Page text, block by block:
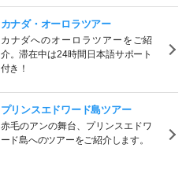
カナダ・オーロラツアー
カナダへのオーロラツアーをご紹
介。滞在中は24時間日本語サポート
付き！
プリンスエドワード島ツアー
赤毛のアンの舞台、プリンスエドワ
ード島へのツアーをご紹介します。